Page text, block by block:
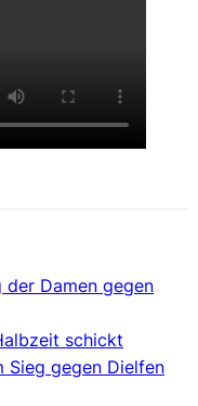
der Damen gegen
schickt
Sieg gegen Dielfen